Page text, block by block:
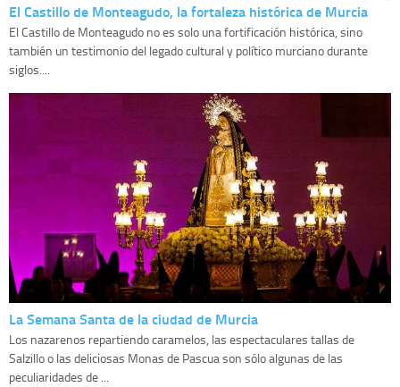
El Castillo de Monteagudo, la fortaleza histórica de Murcia
El Castillo de Monteagudo no es solo una fortificación histórica, sino
también un testimonio del legado cultural y político murciano durante
siglos....
La Semana Santa de la ciudad de Murcia
Los nazarenos repartiendo caramelos, las espectaculares tallas de
Salzillo o las deliciosas Monas de Pascua son sólo algunas de las
peculiaridades de ...